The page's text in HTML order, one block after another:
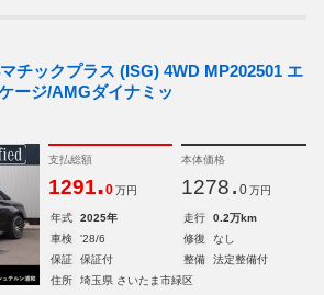
チックプラス (ISG) 4WD MP202501 エ
ージ/AMGダイナミッ
支払総額
1291.0 万円
本体価格
1278. 0 万円
年式 2025年 走行
0.2万km
車検
'28/6 修復
なし
保証
保証付 整備
法定整備付
住所
埼玉県 さいたま市緑区